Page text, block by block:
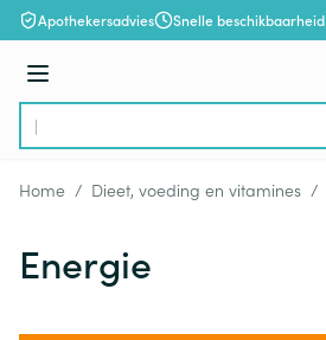
Ga naar de inhoud
Apothekersadvies Snelle beschikbaarheid
Menu
Product, merk, categorie...
Home / Dieet, voeding en vitamines /
Energie